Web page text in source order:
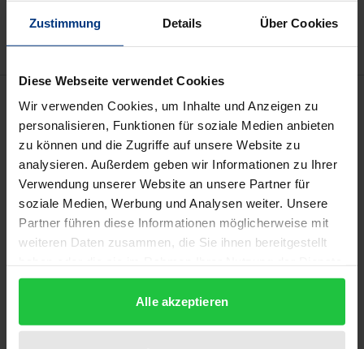
Zustimmung Details Über Cookies
Diese Webseite verwendet Cookies
Wir verwenden Cookies, um Inhalte und Anzeigen zu
personalisieren, Funktionen für soziale Medien anbieten
zu können und die Zugriffe auf unsere Website zu
analysieren. Außerdem geben wir Informationen zu Ihrer
Verwendung unserer Website an unsere Partner für
soziale Medien, Werbung und Analysen weiter. Unsere
Partner führen diese Informationen möglicherweise mit
weiteren Daten zusammen, die Sie ihnen bereitgestellt
gesammelt haben.
Alle akzeptieren
Description
Notwehr hat im Verlauf der Geschichte zahlreiche
Entwicklungsstufen durchlaufen, die stets auch von
Einschränkungen und Ausweitungen geprägt
waren. Die vorliegende Untersuchung befasst sich,
ausgehend von den heutigen Vorstellungen, mit
totalitären Staaten.
Es wird insbesondere der Frage nachgegangen, ob